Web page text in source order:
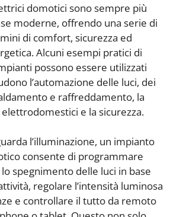
domotici sono sempre più
moderne, offrendo una serie di
di comfort, sicurezza ed
Alcuni esempi pratici di
possono essere utilizzati
l’automazione delle luci, dei
e raffreddamento, la
e la sicurezza.
l’illuminazione, un impianto
consente di programmare
lo spegnimento delle luci in base
regolare l’intensità luminosa
e controllare il tutto da remoto